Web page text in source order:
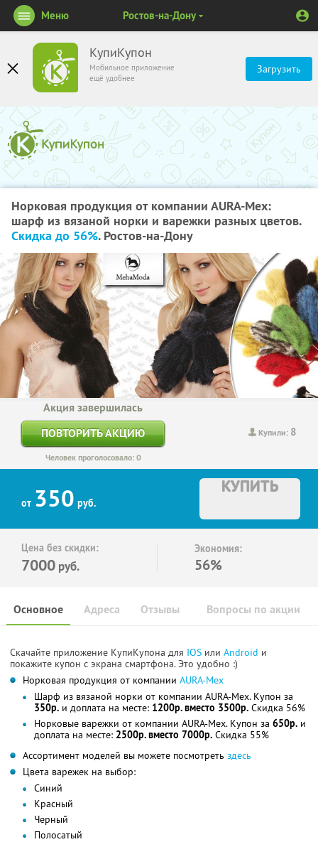
КупиКупон
Мобильное приложение
ещё удобнее
Загрузить
Меню Ростов-на-Дону
Норковая продукция от компании АURA-Мех:
шарф из вязаной норки и варежки разных цветов.
Скидка до 56%. Ростов-на-Дону
Купили: 8
Акция завершилась
ПОВТОРИТЬ АКЦИЮ
Человек проголосовало: 0
от 350 руб.
КУПИТЬ
Цена без скидки:
7000 руб.
Экономия:
56%
Основное Отзывы Вопросы по акции
Адреса
Скачайте приложение КупиКупона для IOS или Android и
покажите купон с экрана смартфона. Это удобно :)
Норковая продукция от компании АURA-Мех
Шарф из вязаной норки от компании АURA-Мех. Купон за
350р. и доплата на месте: 1200р. вместо 3500р. Скидка 56%
Норковые варежки от компании АURA-Мех. Купон за 650р. и
доплата на месте: 2500р. вместо 7000р. Скидка 55%
Ассортимент моделей вы можете посмотреть здесь
Цвета варежек на выбор:
Синий
Красный
Черный
Полосатый